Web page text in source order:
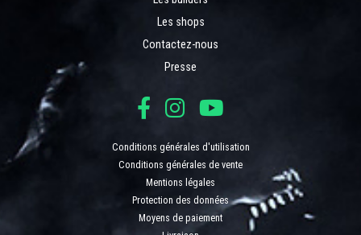
Les shops
Contactez-nous
Presse
Conditions générales d'utilisation
Conditions générales de vente
Mentions légales
Protection des données
Moyens de paiement